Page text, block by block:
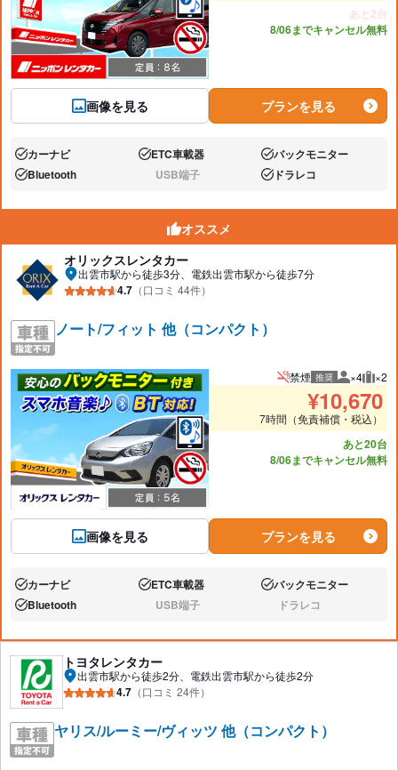
画像を見る
あと2台
8/06までキャンセル無料
プランを見る
あり:カーナビ あり:ETC車載器 あり:バックモニター
あり:Bluetooth なし:USB端子 あり:ドラレコ
オススメ
オリックスレンタカー
出雲市駅から徒歩3分、電鉄出雲市駅から徒歩7分
4.7 （口コミ 44件）
ノート/フィット 他（コンパクト）
画像を見る
禁煙 推奨 推奨人数
×4 推奨
×2
¥10,670
7時間（免責補償・税込）
あと20台
8/06までキャンセル無料
プランを見る
あり:カーナビ あり:ETC車載器 あり:バックモニター
あり:Bluetooth なし:USB端子 なし:ドラレコ
トヨタレンタカー
出雲市駅から徒歩2分、電鉄出雲市駅から徒歩2分
4.7 （口コミ 24件）
ヤリス/ルーミー/ヴィッツ 他（コンパクト）